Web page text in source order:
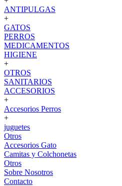
ANTIPULGAS
+
GATOS
PERROS
MEDICAMENTOS
HIGIENE
+
OTROS
SANITARIOS
ACCESORIOS
+
Accesorios Perros
+
juguetes
Otros
Accesorios Gato
Camitas y Colchonetas
Otros
Sobre Nosotros
Contacto